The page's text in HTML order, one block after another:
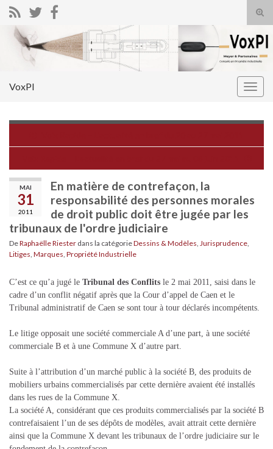
Search for:
VoxPI
MAI
31
2011
En matière de contrefaçon, la
responsabilité des personnes morales
de droit public doit être jugée par les
tribunaux de l'ordre judiciaire
DeRaphaëlle Riester dans la catégorieDessins & Modèles Jurisprudence
Litiges Marques Propriété Industrielle
C’est ce qu’a jugé le Tribunal des Conflits le 2 mai 2011, saisi dans le
cadre d’un conflit négatif après que la Cour d’appel de Caen et le
Tribunal administratif de Caen se sont tour à tour déclarés incompétents.
Le litige opposait une société commerciale A d’une part, à une société
commerciale B et à une Commune X d’autre part.
Suite à l’attribution d’un marché public à la société B, des produits de
mobiliers urbains commercialisés par cette dernière avaient été installés
dans les rues de la Commune X.
La société A, considérant que ces produits commercialisés par la société B
contrefaisaient l’un de ses dépôts de modèles, avait attrait cette dernière
ainsi que la Commune X devant les tribunaux de l’ordre judiciaire sur le